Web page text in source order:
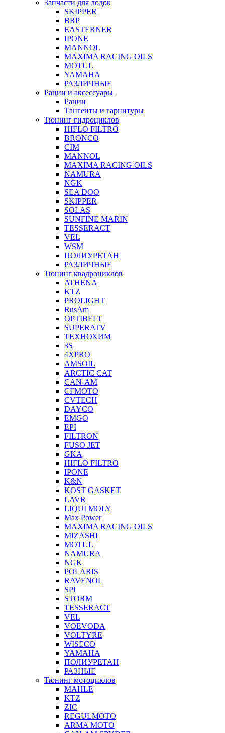
Запчасти для лодок
SKIPPER
BRP
EASTERNER
IPONE
MANNOL
MAXIMA RACING OILS
MOTUL
YAMAHA
РАЗЛИЧНЫЕ
Рации и аксессуары
Рации
Тангенты и гарнитуры
Тюнинг гидроциклов
HIFLO FILTRO
BRONCO
CIM
MANNOL
MAXIMA RACING OILS
NAMURA
NGK
SEA DOO
SKIPPER
SOLAS
SUNFINE MARIN
TESSERACT
VEL
WSM
ПОЛИУРЕТАН
РАЗЛИЧНЫЕ
Тюнинг квадроциклов
ATHENA
KTZ
PROLIGHT
RusAm
OPTIBELT
SUPERATV
ТЕХНОХИМ
3S
4XPRO
AMSOIL
ARCTIC CAT
CAN-AM
CFMOTO
CVTECH
DAYCO
EMGO
EPI
FILTRON
FUSO JET
GKA
HIFLO FILTRO
IPONE
K&N
KOST GASKET
LAVR
LIQUI MOLY
Max Power
MAXIMA RACING OILS
MIZASHI
MOTUL
NAMURA
NGK
POLARIS
RAVENOL
SPI
STORM
TESSERACT
VEL
VOEVODA
VOLTYRE
WISECO
YAMAHA
ПОЛИУРЕТАН
РАЗНЫЕ
Тюнинг мотоциклов
MAHLE
KTZ
ZIC
REGULMOTO
ARMA MOTO